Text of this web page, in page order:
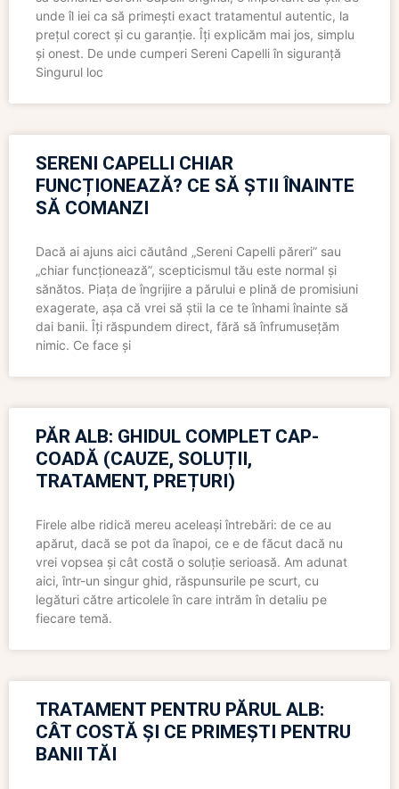
unde îl iei ca să primești exact tratamentul autentic, la
prețul corect și cu garanție. Îți explicăm mai jos, simplu
și onest. De unde cumperi Sereni Capelli în siguranță
Singurul loc
SERENI CAPELLI CHIAR
FUNCȚIONEAZĂ? CE SĂ ȘTII ÎNAINTE
SĂ COMANZI
Dacă ai ajuns aici căutând „Sereni Capelli păreri” sau
„chiar funcționează”, scepticismul tău este normal și
sănătos. Piața de îngrijire a părului e plină de promisiuni
exagerate, așa că vrei să știi la ce te înhami înainte să
dai banii. Îți răspundem direct, fără să înfrumusețăm
nimic. Ce face și
PĂR ALB: GHIDUL COMPLET CAP-
COADĂ (CAUZE, SOLUȚII,
TRATAMENT, PREȚURI)
Firele albe ridică mereu aceleași întrebări: de ce au
apărut, dacă se pot da înapoi, ce e de făcut dacă nu
vrei vopsea și cât costă o soluție serioasă. Am adunat
aici, într-un singur ghid, răspunsurile pe scurt, cu
legături către articolele în care intrăm în detaliu pe
fiecare temă.
TRATAMENT PENTRU PĂRUL ALB:
CÂT COSTĂ ȘI CE PRIMEȘTI PENTRU
BANII TĂI